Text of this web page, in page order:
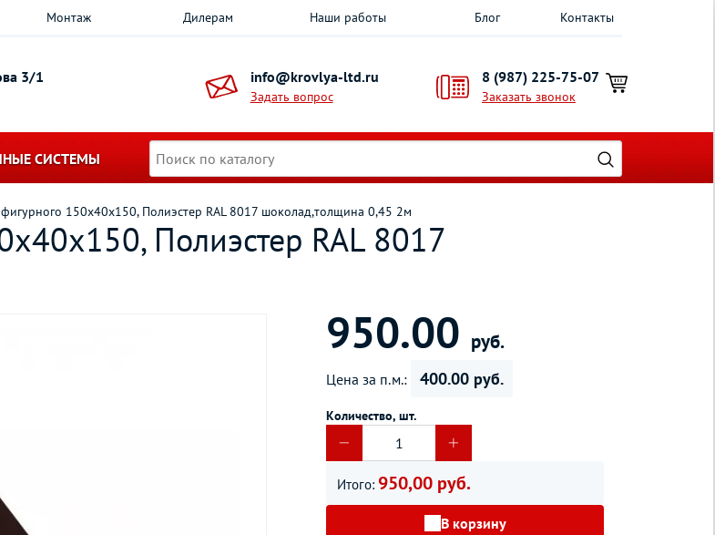
Монтаж Дилерам Наши работы Блог Контакты
3/1 info@krovlya-ltd.ru
Задать вопрос
8 (987) 225-75-07
Заказать звонок
СИСТЕМЫ
150х40х150, Полиэстер RAL 8017 шоколад,толщина 0,45 2м
Полиэстер RAL 8017
950.00 руб.
Цена за п.м.: 400.00 руб.
Количество, шт.
Итого: 950,00 руб.
В корзину